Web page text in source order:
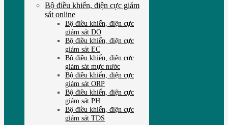
Bộ điều khiển, điện cực giám
sát online
Bộ điều khiển, điện cực
giám sát DO
Bộ điều khiển, điện cực
giám sát EC
Bộ điều khiển, điện cực
giám sát mực nước
Bộ điều khiển, điện cực
giám sát ORP
Bộ điều khiển, điện cực
giám sát PH
Bộ điều khiển, điện cực
giám sát TDS